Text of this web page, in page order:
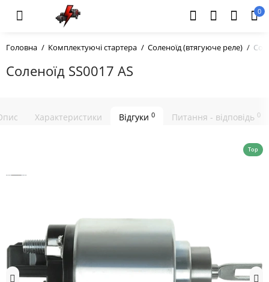
0
Головна Комплектуючі стартера Соленоїд (втягуюче реле)
Соленоїд SS0017 AS
Характеристики Відгуки 0 Питання - відповідь 0
Top